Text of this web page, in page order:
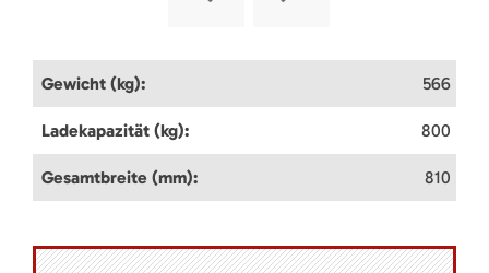
Gewicht (kg): 566
Ladekapazität (kg): 800
Gesamtbreite (mm): 810